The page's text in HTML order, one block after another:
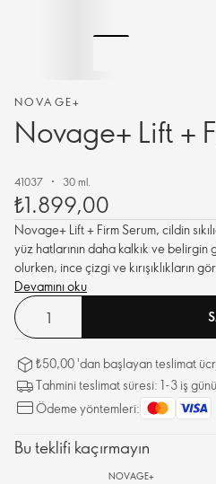
NOVAGE+
Novage+ Lift +
41037 30 ml.
₺1.899,00
Novage+ Lift + Firm Serum, cildin
yüz hatlarının daha kalkık ve belirgin
olurken, ince çizgi ve kırışıklıkların
İçeriğindeki Biyo Aktive Edici
sunarken, cildinize nazik davranır.
Devamını oku
₺50,00 'dan başlayan teslimat
Tahmini teslimat süresi: 1-3 iş
Ödeme yöntemleri:
Bu teklifi kaçırmayın
NOVAGE+